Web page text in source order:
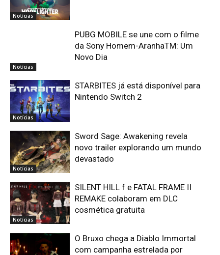
Notícias
Notícias
PUBG MOBILE se une com o filme
da Sony Homem-AranhaTM: Um
Novo Dia
Notícias
STARBITES já está disponível para
Nintendo Switch 2
Notícias
Sword Sage: Awakening revela
novo trailer explorando um mundo
devastado
Notícias
SILENT HILL f e FATAL FRAME II
REMAKE colaboram em DLC
cosmética gratuita
O Bruxo chega a Diablo Immortal
com campanha estrelada por